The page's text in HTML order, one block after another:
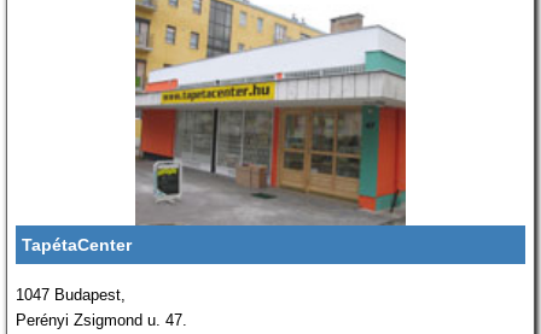
TapétaCenter
1047 Budapest,
Perényi Zsigmond u. 47.